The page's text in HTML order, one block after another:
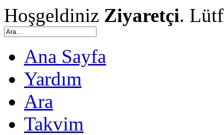
Hoşgeldiniz Ziyaretçi.
Ana Sayfa
Yardım
Ara
Takvim